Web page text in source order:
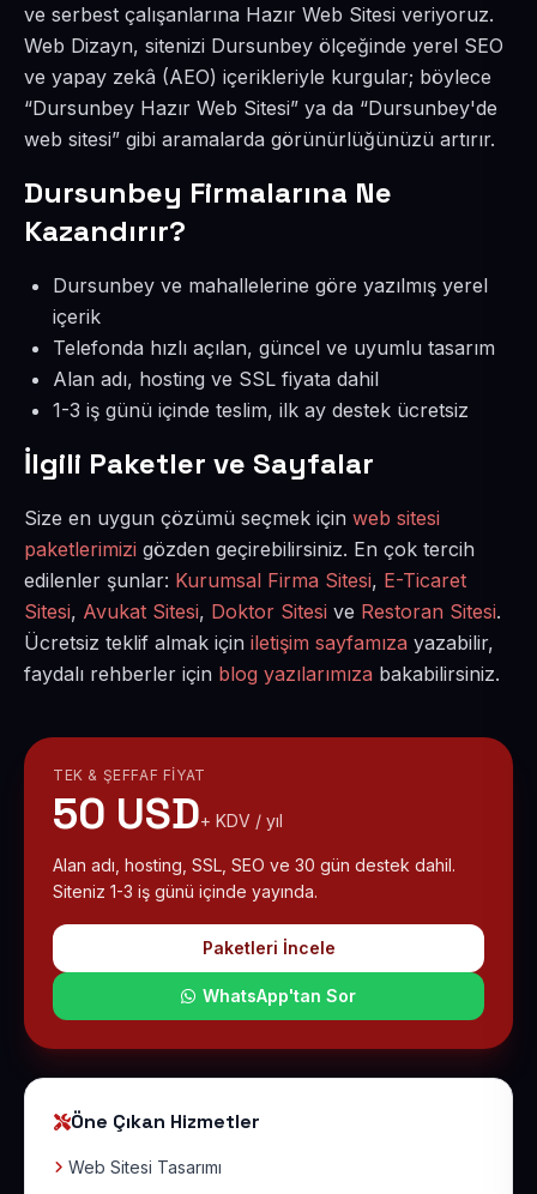
ve serbest çalışanlarına Hazır Web Sitesi veriyoruz.
Web Dizayn, sitenizi Dursunbey ölçeğinde yerel SEO
ve yapay zekâ (AEO) içerikleriyle kurgular; böylece
“Dursunbey Hazır Web Sitesi” ya da “Dursunbey'de
web sitesi” gibi aramalarda görünürlüğünüzü artırır.
Dursunbey Firmalarına Ne
Kazandırır?
Dursunbey ve mahallelerine göre yazılmış yerel
içerik
Telefonda hızlı açılan, güncel ve uyumlu tasarım
Alan adı, hosting ve SSL fiyata dahil
1-3 iş günü içinde teslim, ilk ay destek ücretsiz
İlgili Paketler ve Sayfalar
Size en uygun çözümü seçmek için web sitesi
paketlerimizi gözden geçirebilirsiniz. En çok tercih
edilenler şunlar: Kurumsal Firma Sitesi, E-Ticaret
Sitesi, Avukat Sitesi, Doktor Sitesi ve Restoran Sitesi.
Ücretsiz teklif almak için iletişim sayfamıza yazabilir,
faydalı rehberler için blog yazılarımıza bakabilirsiniz.
TEK & ŞEFFAF FIYAT
50 USD+ KDV / yıl
Alan adı, hosting, SSL, SEO ve 30 gün destek dahil.
Siteniz 1-3 iş günü içinde yayında.
Paketleri İncele
WhatsApp'tan Sor
Öne Çıkan Hizmetler
Web Sitesi Tasarımı